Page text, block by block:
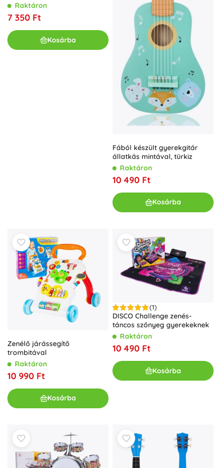
Raktáron
7 350 Ft
Kosárba
Fából készült gyerekgitár
állatkás mintával, türkiz
Raktáron
10 490 Ft
Kosárba
Zenélő járássegítő
trombitával
Raktáron
10 990 Ft
Kosárba
(1)
DISCO Challenge zenés-
táncos szőnyeg gyerekeknek
Raktáron
10 490 Ft
Kosárba